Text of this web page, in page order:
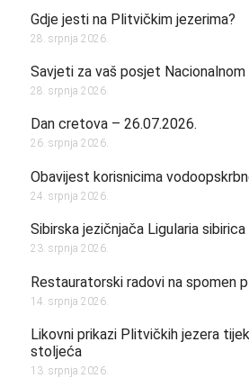
Gdje jesti na Plitvičkim jezerima?
28. srpnja 2026.
Savjeti za vaš posjet Nacionalnom
28. srpnja 2026.
Dan cretova – 26.07.2026.
26. srpnja 2026.
Obavijest korisnicima
24. srpnja 2026.
Sibirska jezičnjača Ligularia sibirica
23. srpnja 2026.
Restauratorski radovi na spomen
14. srpnja 2026.
Likovni prikazi Plitvičkih jezera
stoljeća
13. srpnja 2026.